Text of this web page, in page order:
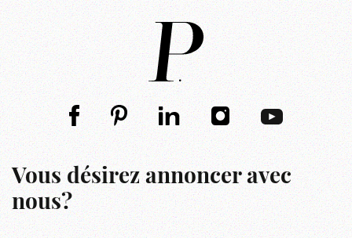
Vous désirez annoncer avec
nous?